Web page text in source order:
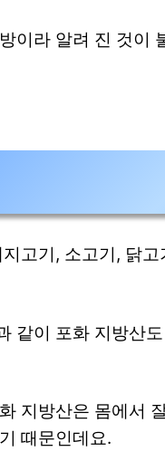
이라 알려 진 것이
고기, 소고기, 닭
같이 포화 지방산
지방산은 몸에서
때문인데요.